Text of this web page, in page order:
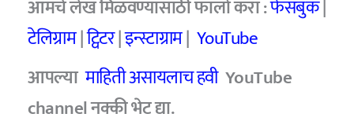
आमचेलेख मिळवण्यासाठी फॉलो करा :फेसबुक|
टेलिग्राम|ट्विटर|इन्स्टाग्राम| YouTube
आपल्या माहिती असायलाच हवी YouTube
channelनक्की भेट द्या.